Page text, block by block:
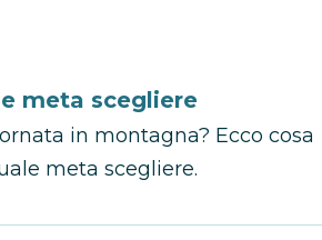
meta scegliere
in montagna? Ecco cosa
meta scegliere.